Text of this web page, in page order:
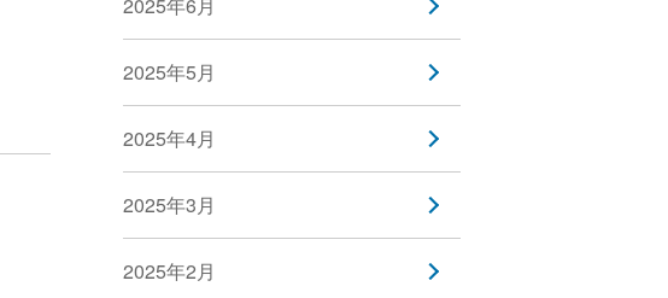
2025年6月
2025年5月
2025年4月
2025年3月
2025年2月